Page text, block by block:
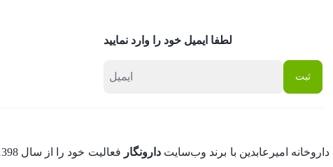
لطفا ایمیل خود را وارد نمایید
داروخانه امیرعابدین با برند وب‌سایتدارونگار